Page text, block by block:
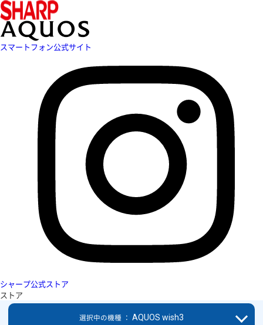
スマートフォン公式サイト
シャープ公式ストア
ストア
選択中の機種 ： AQUOS wish3